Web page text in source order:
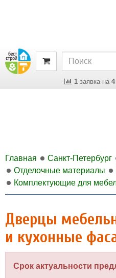
1заявка на
Главная Санкт-Петербург
Отделочные материалы
Комплектующие для
Дверцы
и кухонные
Срок актуальности